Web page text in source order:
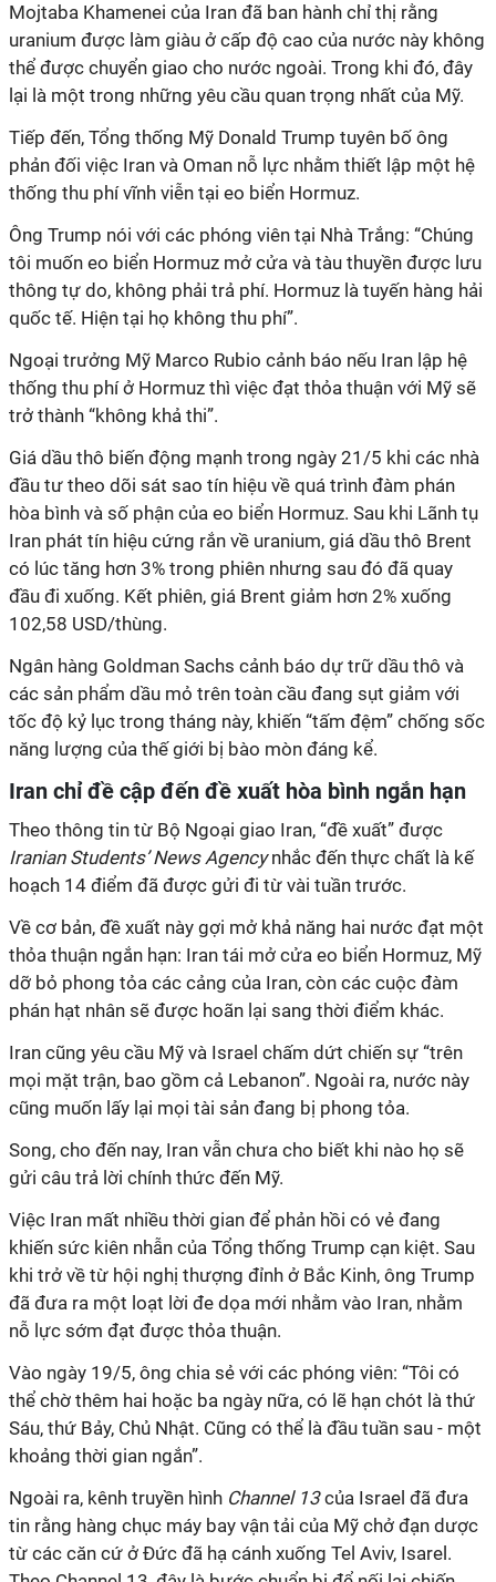
Mojtaba Khamenei của Iran đã ban hành chỉ thị rằng
uranium được làm giàu ở cấp độ cao của nước này không
thể được chuyển giao cho nước ngoài. Trong khi đó, đây
lại là một trong những yêu cầu quan trọng nhất của Mỹ.
Tiếp đến, Tổng thống Mỹ Donald Trump tuyên bố ông
phản đối việc Iran và Oman nỗ lực nhằm thiết lập một hệ
thống thu phí vĩnh viễn tại eo biển Hormuz.
Ông Trump nói với các phóng viên tại Nhà Trắng: “Chúng
tôi muốn eo biển Hormuz mở cửa và tàu thuyền được lưu
thông tự do, không phải trả phí. Hormuz là tuyến hàng hải
quốc tế. Hiện tại họ không thu phí”.
Ngoại trưởng Mỹ Marco Rubio cảnh báo nếu Iran lập hệ
thống thu phí ở Hormuz thì việc đạt thỏa thuận với Mỹ sẽ
trở thành “không khả thi”.
Giá dầu thô biến động mạnh trong ngày 21/5 khi các nhà
đầu tư theo dõi sát sao tín hiệu về quá trình đàm phán
hòa bình và số phận của eo biển Hormuz. Sau khi Lãnh tụ
Iran phát tín hiệu cứng rắn về uranium, giá dầu thô Brent
có lúc tăng hơn 3% trong phiên nhưng sau đó đã quay
đầu đi xuống. Kết phiên, giá Brent giảm hơn 2% xuống
102,58 USD/thùng.
Ngân hàng Goldman Sachs cảnh báo dự trữ dầu thô và
các sản phẩm dầu mỏ trên toàn cầu đang sụt giảm với
tốc độ kỷ lục trong tháng này, khiến “tấm đệm” chống sốc
năng lượng của thế giới bị bào mòn đáng kể.
Iran chỉ đề cập đến đề xuất hòa bình ngắn hạn
Theo thông tin từ Bộ Ngoại giao Iran, “đề xuất” được
Iranian Students’ News Agencynhắc đến thực chất là kế
hoạch 14 điểm đã được gửi đi từ vài tuần trước.
Về cơ bản, đề xuất này gợi mở khả năng hai nước đạt một
thỏa thuận ngắn hạn: Iran tái mở cửa eo biển Hormuz, Mỹ
dỡ bỏ phong tỏa các cảng của Iran, còn các cuộc đàm
phán hạt nhân sẽ được hoãn lại sang thời điểm khác.
Iran cũng yêu cầu Mỹ và Israel chấm dứt chiến sự “trên
mọi mặt trận, bao gồm cả Lebanon”. Ngoài ra, nước này
cũng muốn lấy lại mọi tài sản đang bị phong tỏa.
Song, cho đến nay, Iran vẫn chưa cho biết khi nào họ sẽ
gửi câu trả lời chính thức đến Mỹ.
Việc Iran mất nhiều thời gian để phản hồi có vẻ đang
khiến sức kiên nhẫn của Tổng thống Trump cạn kiệt. Sau
khi trở về từ hội nghị thượng đỉnh ở Bắc Kinh, ông Trump
đã đưa ra một loạt lời đe dọa mới nhằm vào Iran, nhằm
nỗ lực sớm đạt được thỏa thuận.
Vào ngày 19/5, ông chia sẻ với các phóng viên: “Tôi có
thể chờ thêm hai hoặc ba ngày nữa, có lẽ hạn chót là thứ
Sáu, thứ Bảy, Chủ Nhật. Cũng có thể là đầu tuần sau - một
khoảng thời gian ngắn”.
Ngoài ra, kênh truyền hình Channel 13của Israel đã đưa
tin rằng hàng chục máy bay vận tải của Mỹ chở đạn dược
từ các căn cứ ở Đức đã hạ cánh xuống Tel Aviv, Isarel.